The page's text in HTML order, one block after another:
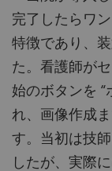
完了したらワ
特徴であり、
た。看護師が
始のボタンを “
れ、画像作成
す。当初は技
したが、実際